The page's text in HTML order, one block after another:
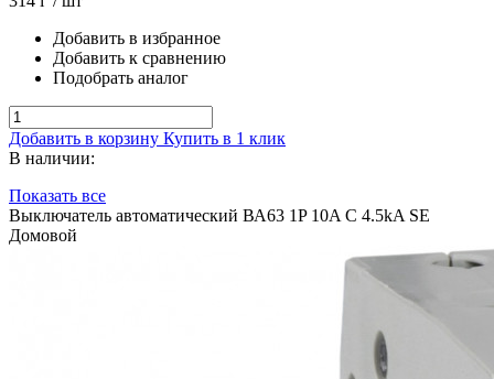
Добавить в избранное
Добавить к сравнению
Подобрать аналог
Добавить в корзину Купить в 1 клик
В наличии:
Показать все
Выключатель автоматический ВА63 1P 10A C 4.5kA SE
Домовой